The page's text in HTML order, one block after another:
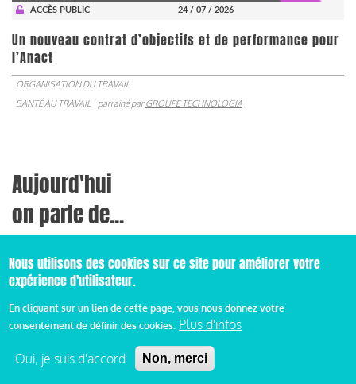
ACCÈS PUBLIC
24 / 07 / 2026
Un nouveau contrat d’objectifs et de performance pour
l’Anact
ORGANISATION DU TRAVAIL
SANTÉ AU TRAVAIL
parrainé parGROUPE TECHNOLOGIA
Aujourd'hui
on parle de...
SciencesPo,
FO France travail,
et de...
Emploi, formation et compétences,
Nous utilisons des cookies sur ce site pour améliorer votre
expérience d'utilisateur.
En cliquant sur un lien de cette page, vous nous donnez votre
consentement de définir des cookies. Plus d'infos
Oui, je suis d'accord Non, merci